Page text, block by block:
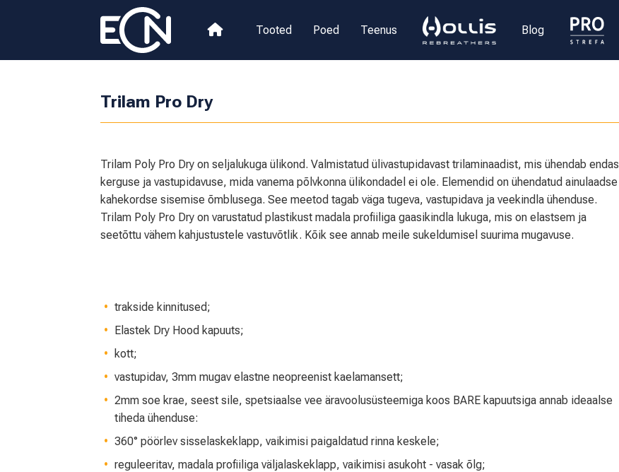
Tooted Poed Teenus Blog
Trilam Pro Dry
Trilam Poly Pro Dry on seljalukuga ülikond. Valmistatud ülivastupidavast trilaminaadist, mis ühendab endas
kerguse ja vastupidavuse, mida vanema põlvkonna ülikondadel ei ole. Elemendid on ühendatud ainulaadse
kahekordse sisemise õmblusega. See meetod tagab väga tugeva, vastupidava ja veekindla ühenduse.
Trilam Poly Pro Dry on varustatud plastikust madala profiiliga gaasikindla lukuga, mis on elastsem ja
seetõttu vähem kahjustustele vastuvõtlik. Kõik see annab meile sukeldumisel suurima mugavuse.
trakside kinnitused;
Elastek Dry Hood kapuuts;
kott;
vastupidav, 3mm mugav elastne neopreenist kaelamansett;
2mm soe krae, seest sile, spetsiaalse vee äravoolusüsteemiga koos BARE kapuutsiga annab ideaalse
tiheda ühenduse:
360° pöörlev sisselaskeklapp, vaikimisi paigaldatud rinna keskele;
reguleeritav, madala profiiliga väljalaskeklapp, vaikimisi asukoht - vasak õlg;